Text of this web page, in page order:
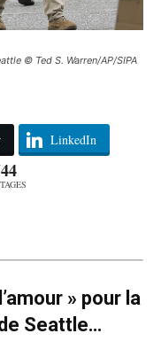
© Ted S. Warren/AP/SIPA
LinkedIn
» pour la
Seattle…